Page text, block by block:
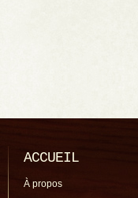
ACCUEIL
À propos